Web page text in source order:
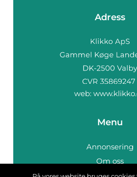
Adress
web:
Menu
Annonsering
Om oss